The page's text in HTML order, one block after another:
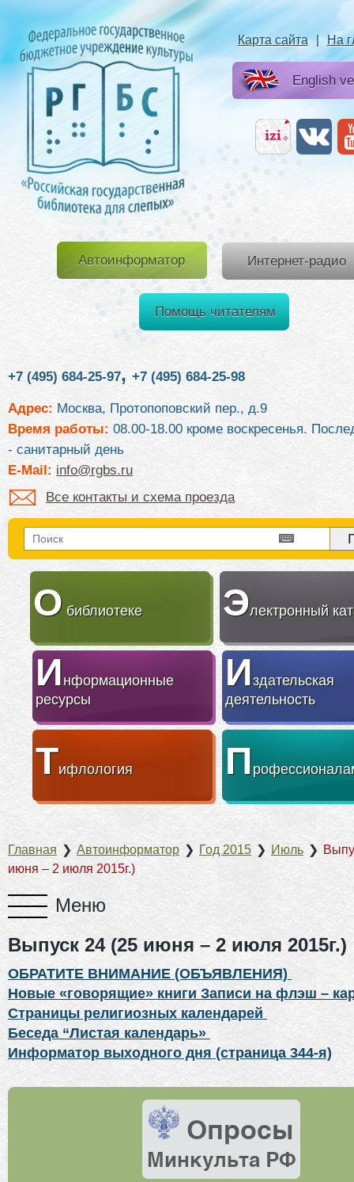
Карта сайта | На
English
Автоинформатор Интернет-радио
Помощь читателям
+7 (495) 684-25-97, +7 (495) 684-25-98
Адрес: Москва, Протопоповский пер., д.9
Время работы: 08.00-18.00 кроме воскресенья.
- санитарный день
E-Mail: info@rgbs.ru
Все контакты и схема проезда
О библиотеке Электронный
Информационные
ресурсы
Издательская
деятельность
Тифлология П
Главная ❯ Автоинформатор ❯ Год 2015 ❯ Июль ❯
июня – 2 июля 2015г.)
Выпуск 24 (25 июня – 2 июля 2015г.)
ОБРАТИТЕ ВНИМАНИЕ (ОБЪЯВЛЕНИЯ)
Новые «говорящие» книги Записи на флэш –
Страницы религиозных календарей
Беседа “Листая календарь»
Информатор выходного дня (страница 344-я)